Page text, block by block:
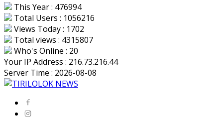
This Year : 476994
Total Users : 1056216
Views Today : 1702
Total views : 4315807
Who's Online : 20
Your IP Address : 216.73.216.44
Server Time : 2026-08-08